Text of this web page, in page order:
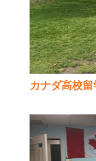
カナダ高校